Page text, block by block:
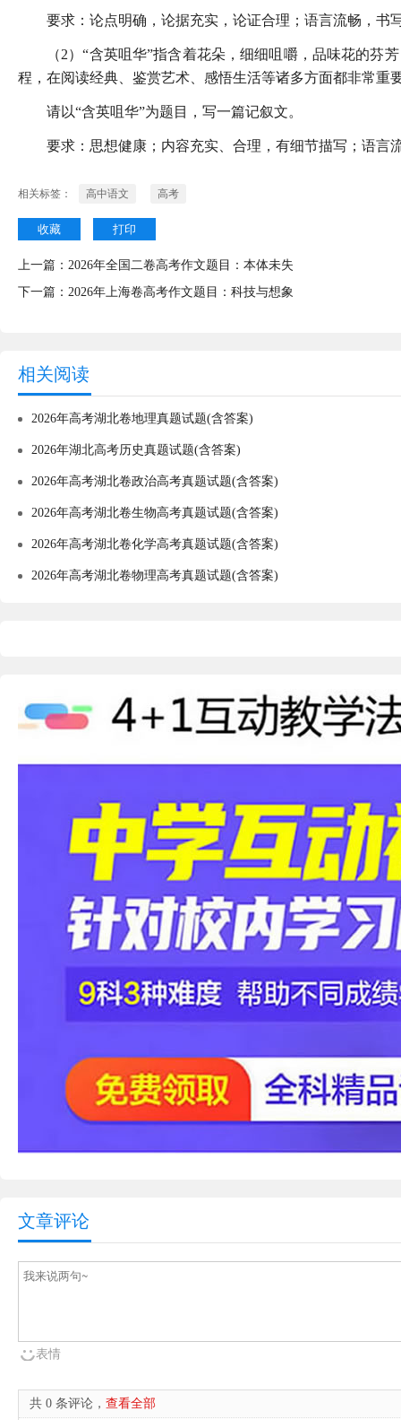
要求：论点明确，论据充实，论证合理；语言流畅，书
（2）“含英咀华”指含着花朵，细细咀嚼，品味花的
程，在阅读经典、鉴赏艺术、感悟生活等诸多方面都非常
请以“含英咀华”为题目，写一篇记叙文。
要求：思想健康；内容充实、合理，有细节描写；语言
相关标签： 高中语文 高考
收藏 打印
上一篇： 2026年全国二卷高考作文题目：本体未失
下一篇： 2026年上海卷高考作文题目：科技与想象
相关阅读
2026年高考湖北卷地理真题试题(含答案)
2026年湖北高考历史真题试题(含答案)
2026年高考湖北卷政治高考真题试题(含答案)
2026年高考湖北卷生物高考真题试题(含答案)
2026年高考湖北卷化学高考真题试题(含答案)
2026年高考湖北卷物理高考真题试题(含答案)
文章评论
表情
共 0 条评论， 查看全部